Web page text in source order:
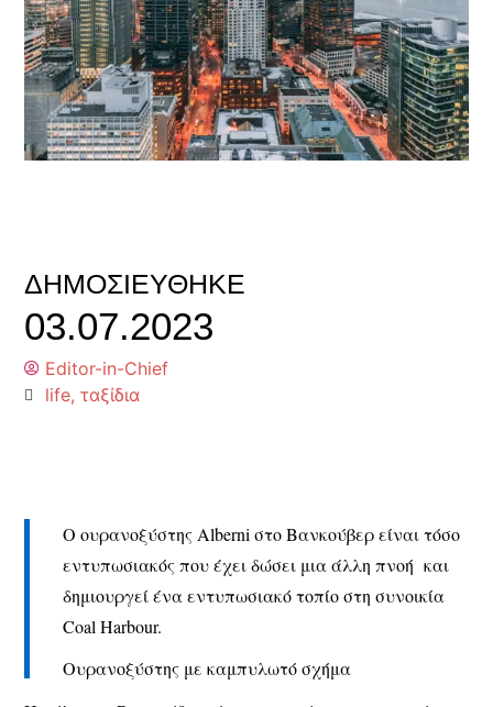
ΔΗΜΟΣΙΕΎΘΗΚΕ
03.07.2023
Editor-in-Chief
life,ταξίδια
Ο ουρανοξύστης Alberni στο Βανκούβερ είναι τόσο
εντυπωσιακός που έχει δώσει μια άλλη πνοή και
δημιουργεί ένα εντυπωσιακό τοπίο στη συνοικία
Coal Harbour.
Ουρανοξύστης με καμπυλωτό σχήμα